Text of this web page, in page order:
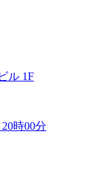
ル 1F
時00分